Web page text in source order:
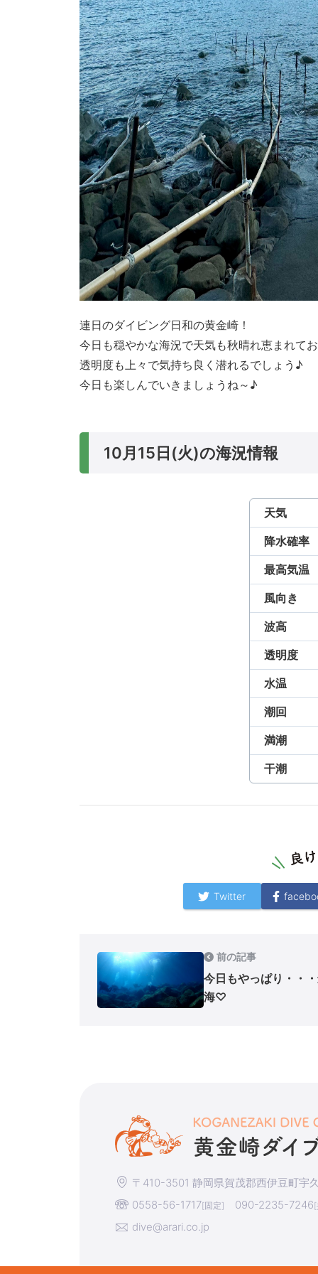
連日のダイビング日和の黄金崎！
今日も穏やかな海況で天気も秋晴れ恵まれて
透明度も上々で気持ち良く潜れるでしょう♪
今日も楽しんでいきましょうね～♪
10月15日(火)の海況情報
天気
降水確率
最高気温
風向き
波高
透明度
水温
潮回
満潮
干潮
Twitter
前の記事
今日もやっぱり・・
海♡
〒410-3501 静岡県賀茂郡西伊豆町宇
0558-56-1717[固定] 090-2235-7246
dive@arari.co.jp